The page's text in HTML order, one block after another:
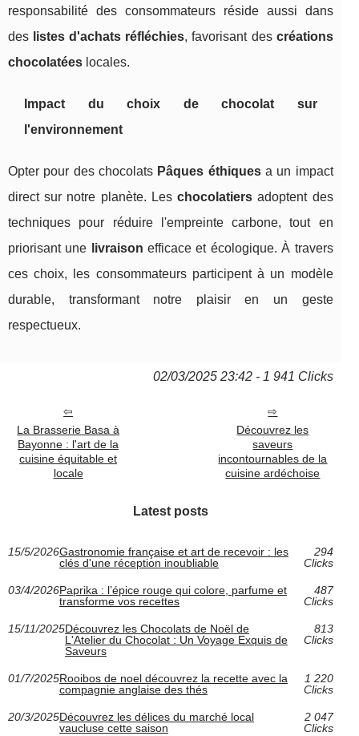
responsabilité des consommateurs réside aussi dans
des listes d'achats réfléchies, favorisant des créations
chocolatées locales.
Impact du choix de chocolat sur
l'environnement
Opter pour des chocolats Pâques éthiquesa un impact
direct sur notre planète. Leschocolatiers adoptent des
techniques pour réduire l'empreinte carbone, tout en
priorisant une
livraison efficace et écologique. À travers
ces choix, les consommateurs participent à un modèle
durable, transformant notre plaisir en un geste
respectueux.
02/03/2025 23:42 - 1 941 Clicks
La Brasserie Basa à
Bayonne : l'art de la
cuisine équitable et
locale
Découvrez les
saveurs
incontournables de la
cuisine ardéchoise
Latest posts
15/5/2026Gastronomie française et art de recevoir : les
clés d'une réception inoubliable
294
Clicks
03/4/2026Paprika : l’épice rouge qui colore, parfume et
transforme vos recettes
487
Clicks
15/11/2025Découvrez les Chocolats de Noël de
L'Atelier du Chocolat : Un Voyage Exquis de
Saveurs
813
Clicks
01/7/2025Rooibos de noel découvrez la recette avec la
compagnie anglaise des thés
1 220
Clicks
20/3/2025Découvrez les délices du marché local
vaucluse cette saison
2 047
Clicks